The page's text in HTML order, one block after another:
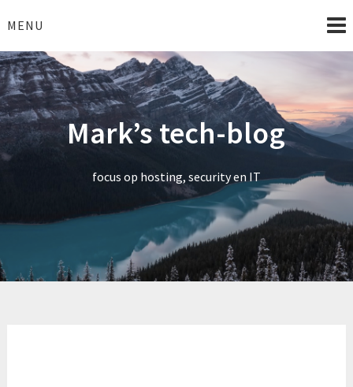
toMENU
Mark’s tech-blog
focus op hosting, security en IT